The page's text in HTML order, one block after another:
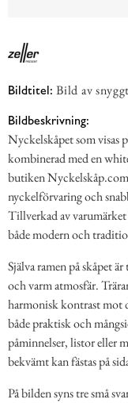
Bildtitel: Bild av
Bildbeskrivning:
Nyckelskåpet som visas
kombinerad med en
butiken
nyckelförvaring och
Tillverkad av
både modern och
Själva ramen på skåpet
och varm atmosfär.
harmonisk kontrast mot
både praktisk och
påminnelser, listor eller
bekvämt kan fästas på
På bilden syns tre små